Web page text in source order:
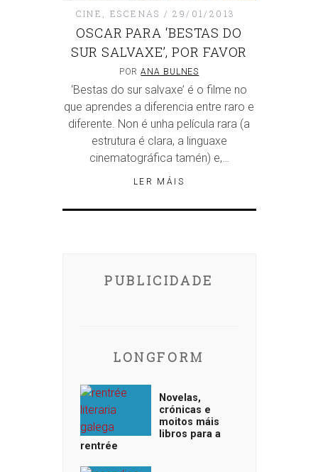
CINE ,ESCENAS 29/01/2013
OSCAR PARA ‘BESTAS DO
SUR SALVAXE’, POR FAVOR
PORANA BULNES
‘Bestas do sur salvaxe’ é o filme no
que aprendes a diferencia entre raro e
diferente. Non é unha película rara (a
estrutura é clara, a linguaxe
cinematográfica tamén) e,…
LER MÁIS
PUBLICIDADE
LONGFORM
Novelas,
crónicas e
moitos máis
libros para a
rentrée